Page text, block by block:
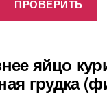
яйцо
грудка